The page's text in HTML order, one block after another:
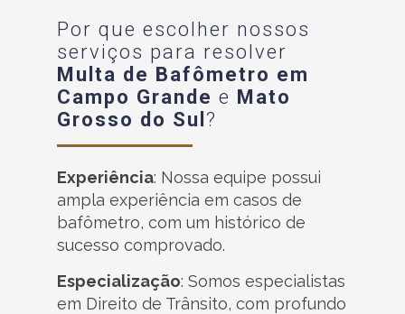
Por que escolher nossos
serviços para resolver
Multa de Bafômetro em
Campo Grande e Mato
Grosso do Sul ?
Experiência: Nossa equipe possui
ampla experiência em casos de
bafômetro, com um histórico de
sucesso comprovado.
Especialização: Somos especialistas
em Direito de Trânsito, com profundo